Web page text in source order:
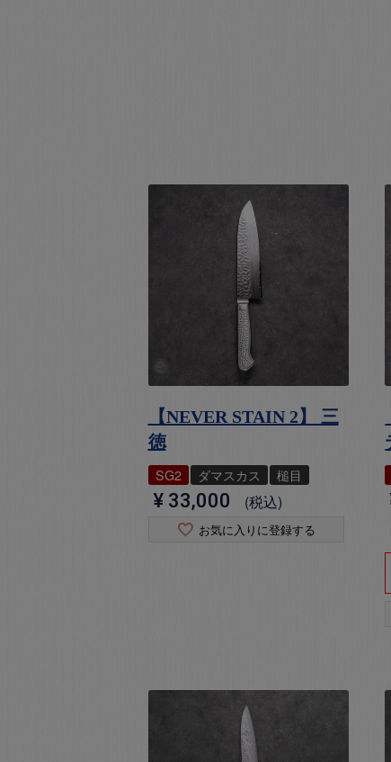
【NEVER STAIN 2】 三
徳
SG2 ダマスカス 槌目
¥ 33,000 税込
お気に入りに登録する